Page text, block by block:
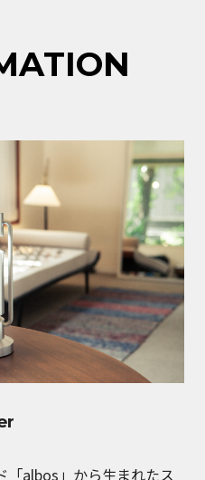
「albos」から生まれたス